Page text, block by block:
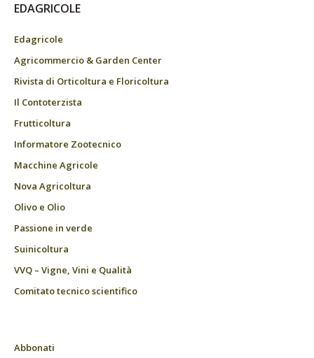
EDAGRICOLE
Edagricole
Agricommercio & Garden Center
Rivista di Orticoltura e Floricoltura
Il Contoterzista
Frutticoltura
Informatore Zootecnico
Macchine Agricole
Nova Agricoltura
Olivo e Olio
Passione in verde
Suinicoltura
VVQ – Vigne, Vini e Qualità
Comitato tecnico scientifico
Abbonati